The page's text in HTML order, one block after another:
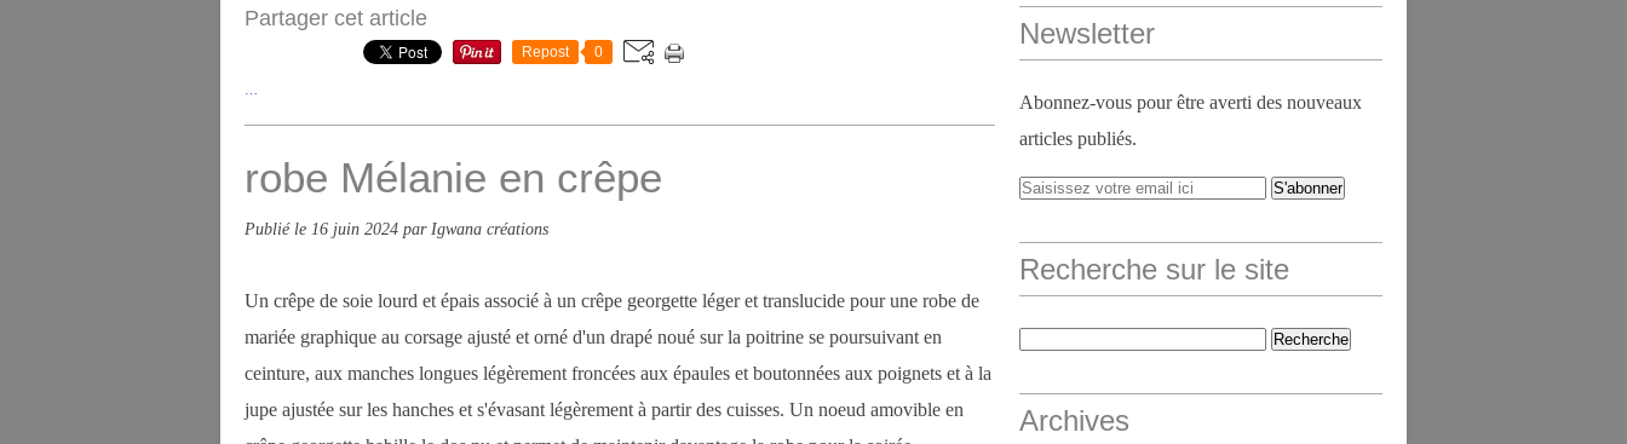
Partager cet article
Repost 0
robe Mélanie en crêpe
Publié le 16 juin 2024 par Igwana créations
Un crêpe de soie lourd et épais associé à un crêpe georgette léger et translucide pour une robe de
mariée graphique au corsage ajusté et orné d'un drapé noué sur la poitrine se poursuivant en
ceinture, aux manches longues légèrement froncées aux épaules et boutonnées aux poignets et à la
jupe ajustée sur les hanches et s'évasant légèrement à partir des cuisses. Un noeud amovible en
Newsletter
Abonnez-vous pour être averti des nouveaux
articles publiés.
Recherche sur le site
Archives